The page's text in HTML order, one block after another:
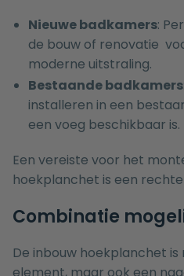
Nieuwe badkamers:
de bouw of renovatie
moderne uitstraling.
Bestaande badkamers
installeren in een
een voeg beschikbaar is.
Een vereiste voor het
hoekplanchet is een
Combinatie
De inbouw hoekplanchet